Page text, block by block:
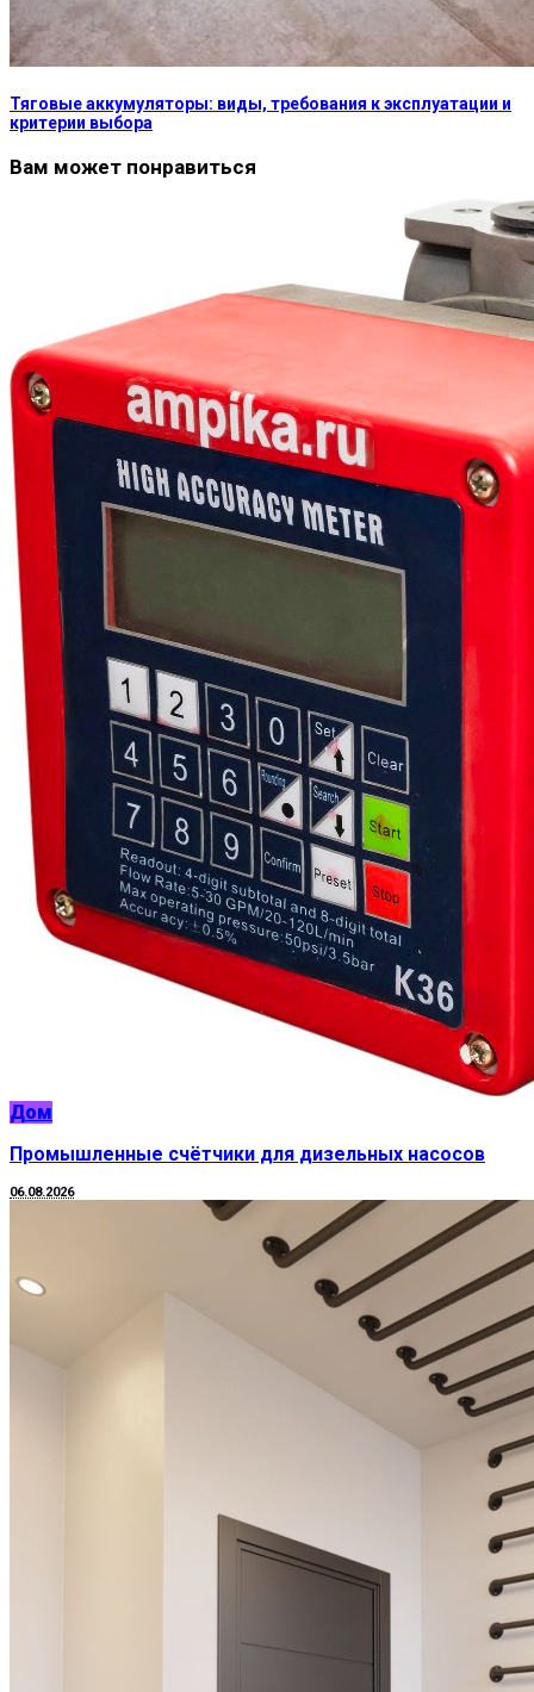
Тяговые аккумуляторы: виды, требования к эксплуатации и
критерии выбора
Вам может понравиться
Дом
Промышленные счётчики для дизельных насосов
06.08.2026